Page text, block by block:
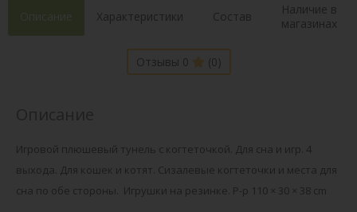
Описание Характеристики Состав
Наличие в
магазинах
Отзывы 0 (0)
Игровой плюшевый тунель с когтеточкой. Для сна и игр. 4
выхода. Для кошек и котят. Сизалевые когтеточки и места для
сна по обе стороны. Игрушки на резинке. Р-р 110 × 30 × 38 cm